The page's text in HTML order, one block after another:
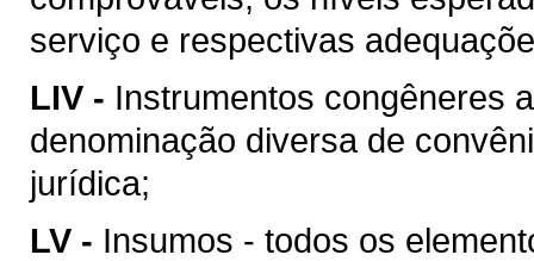
serviço e respectivas
LIV - Instrumentos congêneres
denominação diversa de
jurídica;
LV - Insumos - todos os